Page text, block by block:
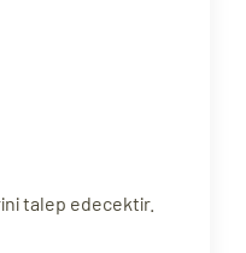
talep edecektir.